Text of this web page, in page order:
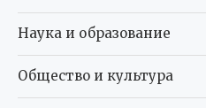
Наука и образование
Общество и культура